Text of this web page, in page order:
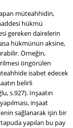
müteahhidin,
hükmü
gereken dairelerin
hükmünün aksine,
Örneğin,
öngörülen
isabet edecek
belirli
s.927). İnşaatın
inşaat
sağlanarak işin bir
yapılan bu pay